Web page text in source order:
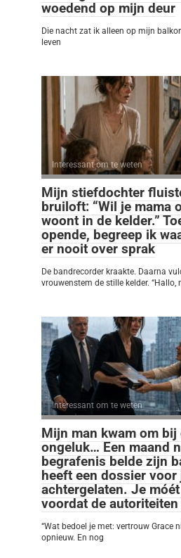
woedend op mijn deur
Die nacht zat ik alleen op mijn
leven
Interessant om te weten
Mijn stiefdochter
bruiloft: “Wil je mama
woont in de kelder.”
opende, begreep ik
er nooit over sprak
De bandrecorder kraakte. Daarna
vrouwenstem de stille kelder. “Hallo,
Interessant om te weten
Mijn man kwam om bij
ongeluk… Een maand
begrafenis belde zijn
heeft een dossier voor
achtergelaten. Je
voordat de autoriteiten
“Wat bedoel je met: vertrouw Grace
opnieuw. En nog